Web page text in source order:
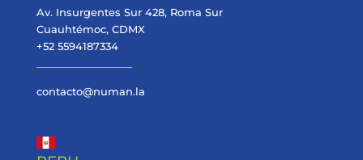
Av. Insurgentes Sur 428, Roma Sur
Cuauhtémoc, CDMX
+52 5594187334
contacto@numan.la